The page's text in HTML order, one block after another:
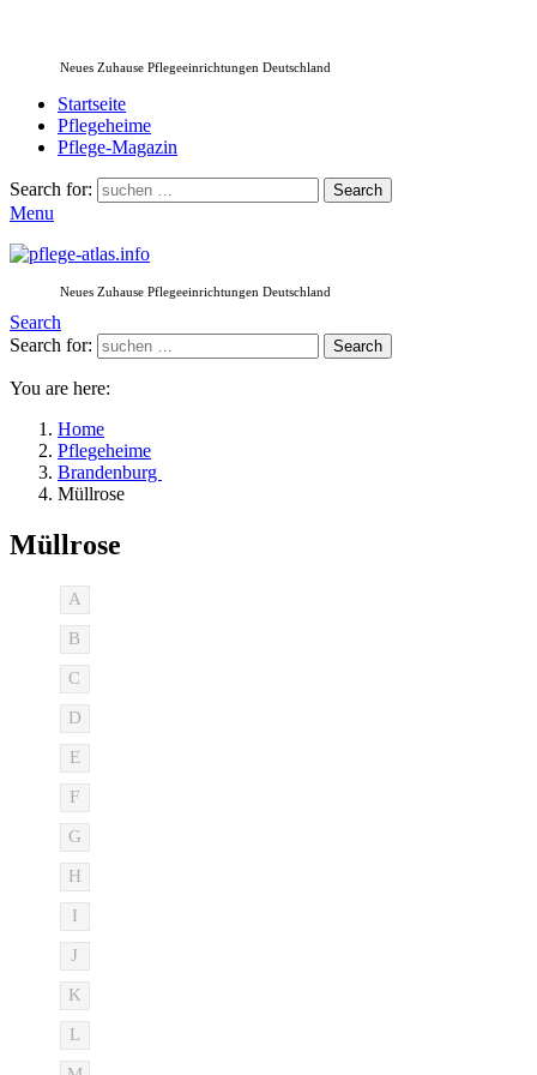
Neues Zuhause Pflegeeinrichtungen Deutschland
Startseite
Pflegeheime
Pflege-Magazin
Search for: Search
Menu
Neues Zuhause Pflegeeinrichtungen Deutschland
Search
Search for:
Search
You are here:
Home
Pflegeheime
Brandenburg
Müllrose
Müllrose
A
B
C
D
E
F
G
H
I
J
K
L